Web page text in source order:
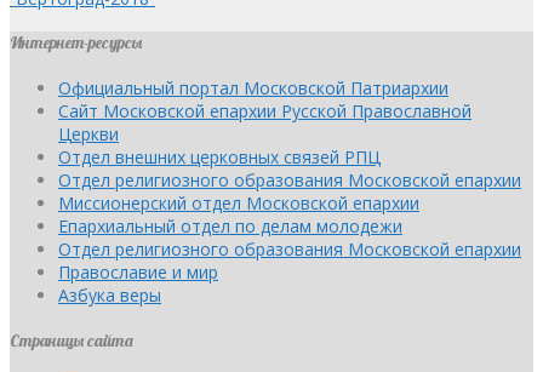
Интернет-ресурсы
Официальный портал Московской Патриархии
Сайт Московской епархии Русской Православной
Церкви
Отдел внешних церковных связей РПЦ
Отдел религиозного образования Московской епархии
Миссионерский отдел Московской епархии
Епархиальный отдел по делам молодежи
Отдел религиозного образования Московской епархии
Православие и мир
Азбука веры
Страницы сайта